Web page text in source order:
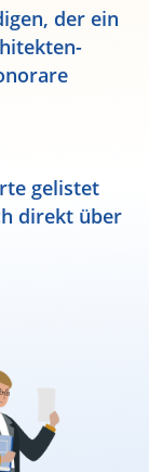
der ein
gelistet
direkt über